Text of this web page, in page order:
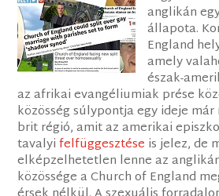
anglikán
állapota.
England
amely
észak-
az afrikai evangéliumiak prése
közösség súlypontja egy ideje
brit régió, amit az amerikai
tavalyifelfüggesztése is jelez, de
elképzelhetetlen lenne az
közössége a Church of England